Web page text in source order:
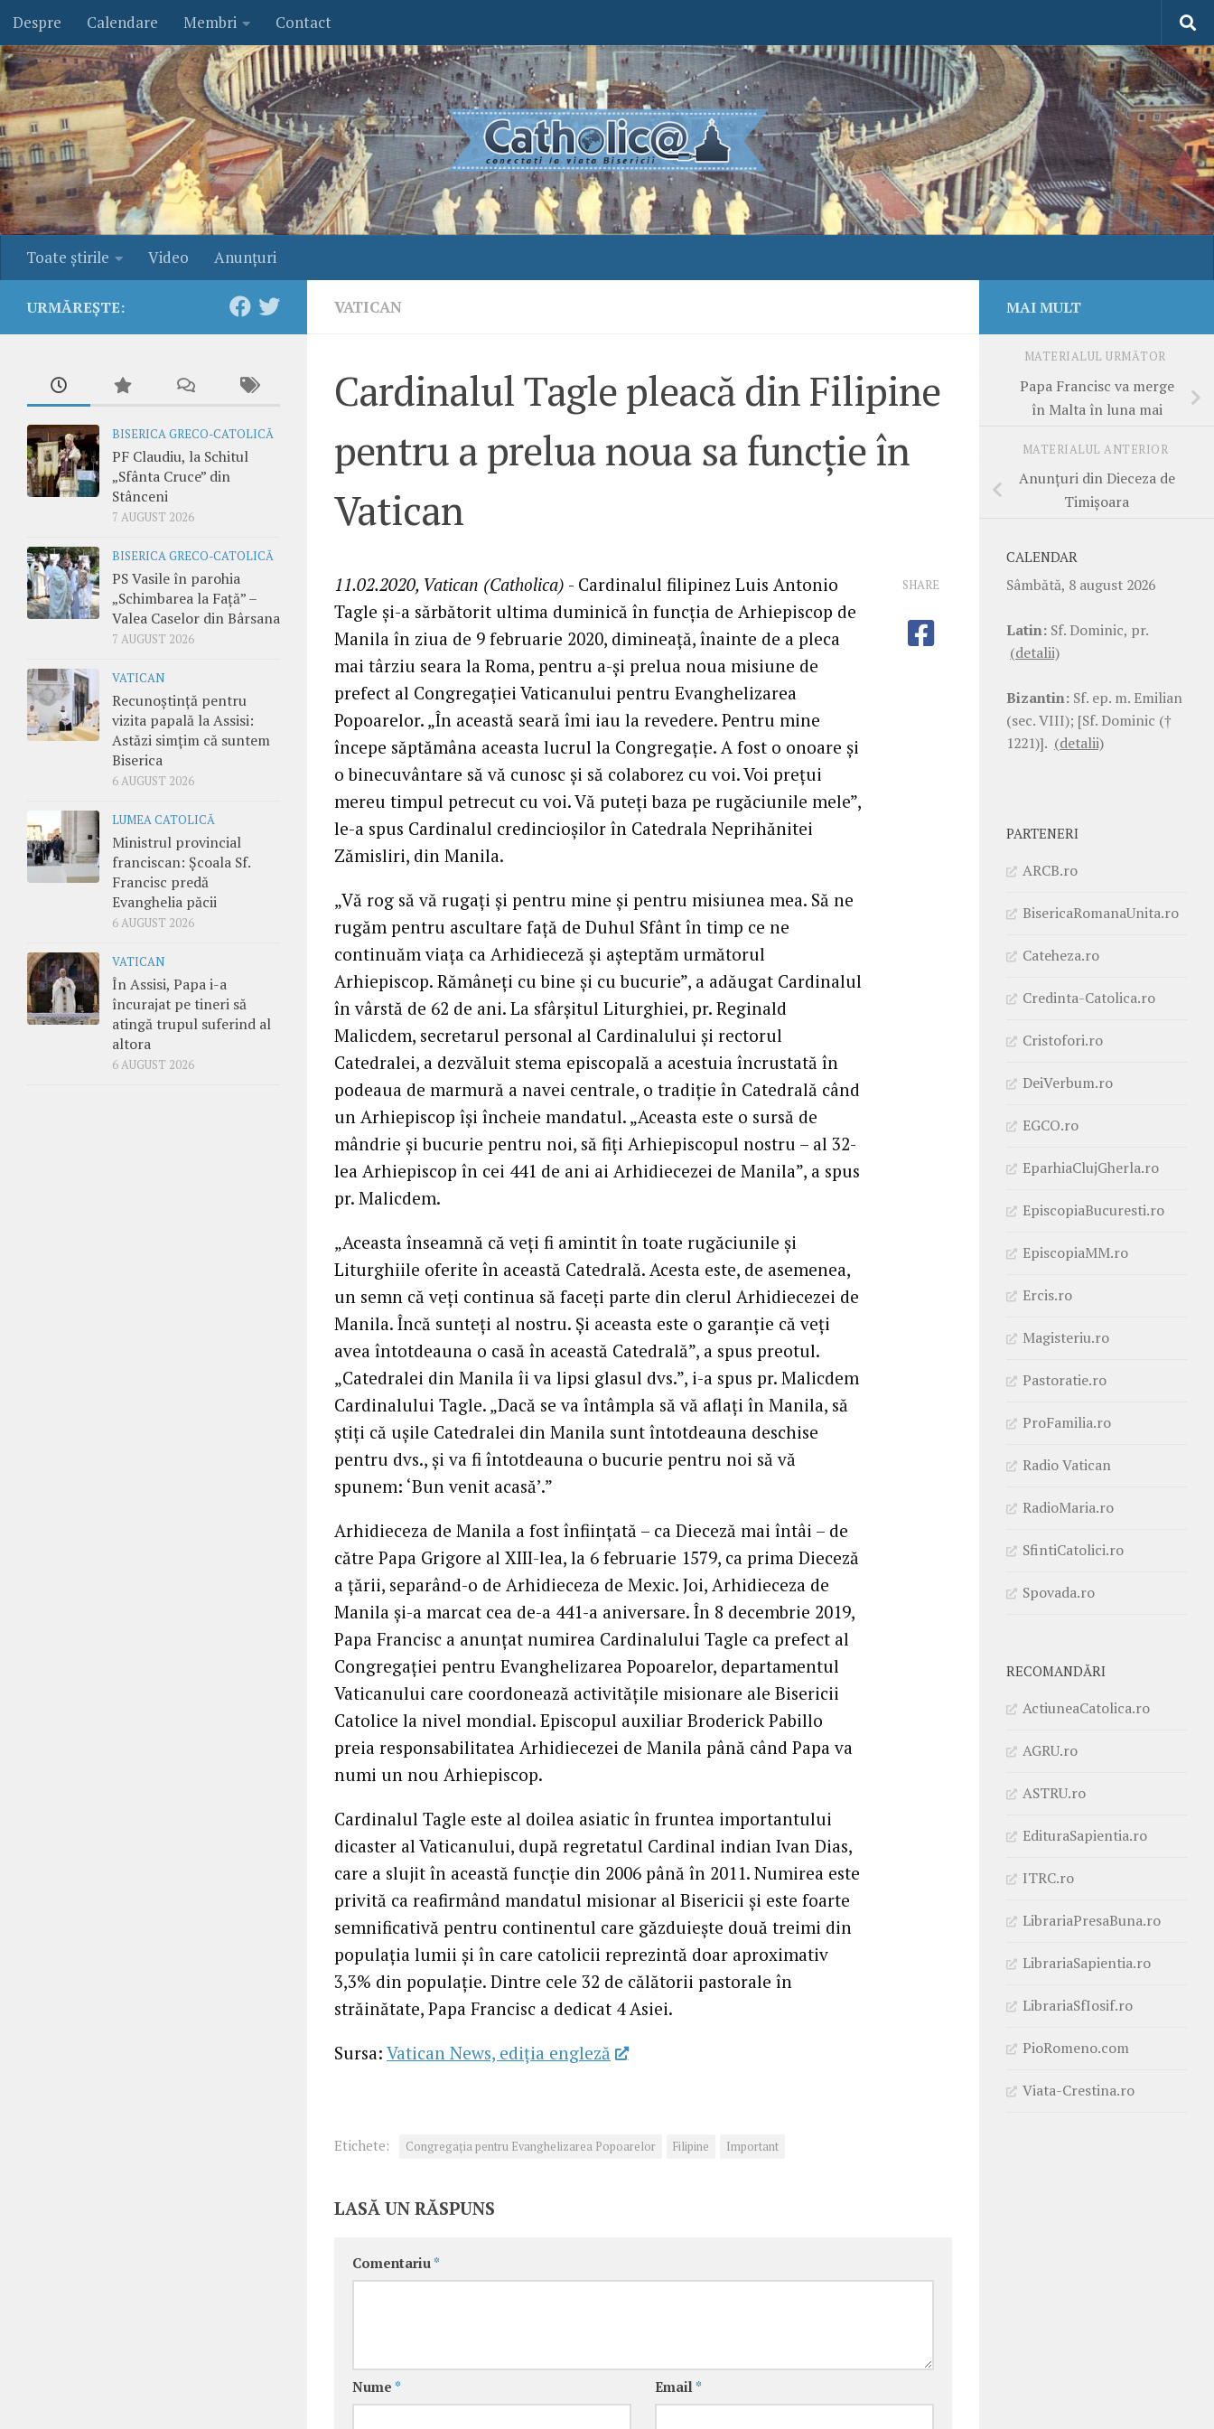
Skip to content
Despre Calendare Membri Contact
Toate ştirile Video Anunţuri
VATICAN
Cardinalul Tagle pleacă din Filipine
pentru a prelua noua sa funcție în
Vatican
11.02.2020, Vatican (Catholica) - Cardinalul filipinez Luis Antonio
Tagle și-a sărbătorit ultima duminică în funcția de Arhiepiscop de
Manila în ziua de 9 februarie 2020, dimineață, înainte de a pleca
mai târziu seara la Roma, pentru a-și prelua noua misiune de
prefect al Congregației Vaticanului pentru Evanghelizarea
Popoarelor. „În această seară îmi iau la revedere. Pentru mine
începe săptămâna aceasta lucrul la Congregație. A fost o onoare și
o binecuvântare să vă cunosc și să colaborez cu voi. Voi prețui
mereu timpul petrecut cu voi. Vă puteți baza pe rugăciunile mele”,
le-a spus Cardinalul credincioșilor în Catedrala Neprihănitei
Zămisliri, din Manila.
„Vă rog să vă rugați și pentru mine și pentru misiunea mea. Să ne
rugăm pentru ascultare față de Duhul Sfânt în timp ce ne
continuăm viața ca Arhidieceză și așteptăm următorul
Arhiepiscop. Rămâneți cu bine și cu bucurie”, a adăugat Cardinalul
în vârstă de 62 de ani. La sfârșitul Liturghiei, pr. Reginald
Malicdem, secretarul personal al Cardinalului și rectorul
Catedralei, a dezvăluit stema episcopală a acestuia încrustată în
podeaua de marmură a navei centrale, o tradiție în Catedrală când
un Arhiepiscop își încheie mandatul. „Aceasta este o sursă de
mândrie și bucurie pentru noi, să fiți Arhiepiscopul nostru – al 32-
lea Arhiepiscop în cei 441 de ani ai Arhidiecezei de Manila”, a spus
pr. Malicdem.
„Aceasta înseamnă că veți fi amintit în toate rugăciunile și
Liturghiile oferite în această Catedrală. Acesta este, de asemenea,
un semn că veți continua să faceți parte din clerul Arhidiecezei de
Manila. Încă sunteți al nostru. Și aceasta este o garanție că veți
avea întotdeauna o casă în această Catedrală”, a spus preotul.
„Catedralei din Manila îi va lipsi glasul dvs.”, i-a spus pr. Malicdem
Cardinalului Tagle. „Dacă se va întâmpla să vă aflați în Manila, să
știți că ușile Catedralei din Manila sunt întotdeauna deschise
pentru dvs., și va fi întotdeauna o bucurie pentru noi să vă
spunem: ‘Bun venit acasă’.”
Arhidieceza de Manila a fost înființată – ca Dieceză mai întâi – de
către Papa Grigore al XIII-lea, la 6 februarie 1579, ca prima Dieceză
a țării, separând-o de Arhidieceza de Mexic. Joi, Arhidieceza de
Manila și-a marcat cea de-a 441-a aniversare. În 8 decembrie 2019,
Papa Francisc a anunțat numirea Cardinalului Tagle ca prefect al
Congregației pentru Evanghelizarea Popoarelor, departamentul
Vaticanului care coordonează activitățile misionare ale Bisericii
Catolice la nivel mondial. Episcopul auxiliar Broderick Pabillo
preia responsabilitatea Arhidiecezei de Manila până când Papa va
numi un nou Arhiepiscop.
Cardinalul Tagle este al doilea asiatic în fruntea importantului
dicaster al Vaticanului, după regretatul Cardinal indian Ivan Dias,
care a slujit în această funcție din 2006 până în 2011. Numirea este
privită ca reafirmând mandatul misionar al Bisericii și este foarte
semnificativă pentru continentul care găzduiește două treimi din
populația lumii și în care catolicii reprezintă doar aproximativ
3,3% din populație. Dintre cele 32 de călătorii pastorale în
străinătate, Papa Francisc a dedicat 4 Asiei.
Sursa: Vatican News, ediția engleză
SHARE
Etichete: Congregaţia pentru Evanghelizarea Popoarelor Filipine Important
LASĂ UN RĂSPUNS
Comentariu *
Nume * Email *
URMĂREȘTE:
BISERICA GRECO-CATOLICĂ
PF Claudiu, la Schitul
„Sfânta Cruce” din
Stânceni
7 AUGUST 2026
BISERICA GRECO-CATOLICĂ
PS Vasile în parohia
„Schimbarea la Față” –
Valea Caselor din Bârsana
7 AUGUST 2026
VATICAN
Recunoștință pentru
vizita papală la Assisi:
Astăzi simțim că suntem
Biserica
6 AUGUST 2026
LUMEA CATOLICĂ
Ministrul provincial
franciscan: Școala Sf.
Francisc predă
Evanghelia păcii
6 AUGUST 2026
VATICAN
În Assisi, Papa i-a
încurajat pe tineri să
atingă trupul suferind al
altora
6 AUGUST 2026
MAI MULT
MATERIALUL URMĂTOR
Papa Francisc va merge
în Malta în luna mai
MATERIALUL ANTERIOR
Anunțuri din Dieceza de
Timișoara
CALENDAR
Sâmbătă, 8 august 2026
Latin: Sf. Dominic, pr.
(detalii)
Bizantin: Sf. ep. m. Emilian
(sec. VIII); [Sf. Dominic (†
1221)]. (detalii)
PARTENERI
ARCB.ro
BisericaRomanaUnita.ro
Cateheza.ro
Credinta-Catolica.ro
Cristofori.ro
DeiVerbum.ro
EGCO.ro
EparhiaClujGherla.ro
EpiscopiaBucuresti.ro
EpiscopiaMM.ro
Ercis.ro
Magisteriu.ro
Pastoratie.ro
ProFamilia.ro
Radio Vatican
RadioMaria.ro
SfintiCatolici.ro
Spovada.ro
RECOMANDĂRI
ActiuneaCatolica.ro
AGRU.ro
ASTRU.ro
EdituraSapientia.ro
ITRC.ro
LibrariaPresaBuna.ro
LibrariaSapientia.ro
LibrariaSfIosif.ro
PioRomeno.com
Viata-Crestina.ro